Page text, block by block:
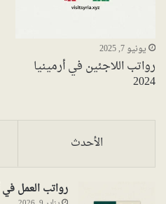
يونيو 7, 2025
رواتب اللاجئين في أرمينيا
2024
الأحدث
رواتب العمل في